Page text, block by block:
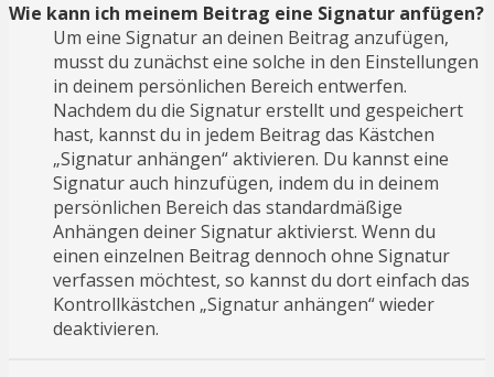
Wie kann ich meinem Beitrag eine Signatur anfügen?
Um eine Signatur an deinen Beitrag anzufügen,
musst du zunächst eine solche in den Einstellungen
in deinem persönlichen Bereich entwerfen.
Nachdem du die Signatur erstellt und gespeichert
hast, kannst du in jedem Beitrag das Kästchen
„Signatur anhängen“ aktivieren. Du kannst eine
Signatur auch hinzufügen, indem du in deinem
persönlichen Bereich das standardmäßige
Anhängen deiner Signatur aktivierst. Wenn du
einen einzelnen Beitrag dennoch ohne Signatur
verfassen möchtest, so kannst du dort einfach das
Kontrollkästchen „Signatur anhängen“ wieder
deaktivieren.